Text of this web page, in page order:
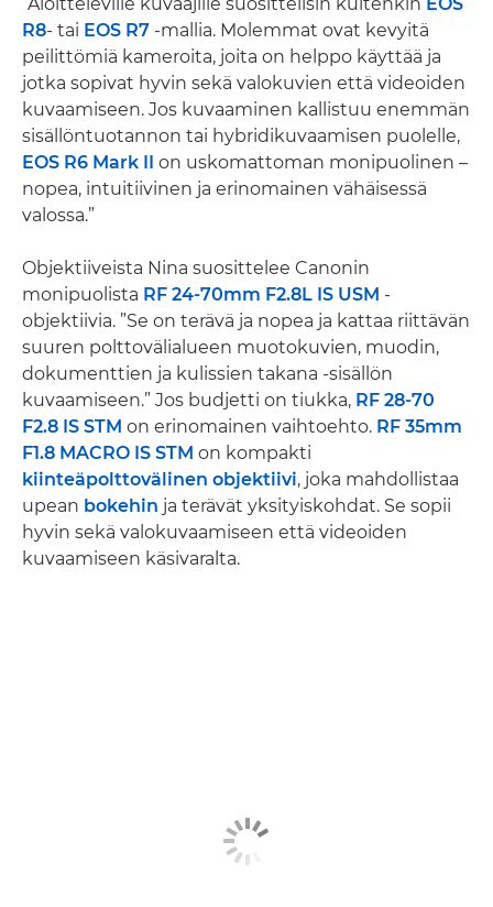
R8- tai EOS R7 -mallia. Molemmat ovat kevyitä
peilittömiä kameroita, joita on helppo käyttää ja
jotka sopivat hyvin sekä valokuvien että videoiden
kuvaamiseen. Jos kuvaaminen kallistuu enemmän
sisällöntuotannon tai hybridikuvaamisen puolelle,
EOS R6 Mark II on uskomattoman monipuolinen –
nopea, intuitiivinen ja erinomainen vähäisessä
valossa.”
Objektiiveista Nina suosittelee Canonin
monipuolista RF 24-70mm F2.8L IS USM -
objektiivia. ”Se on terävä ja nopea ja kattaa riittävän
suuren polttovälialueen muotokuvien, muodin,
dokumenttien ja kulissien takana -sisällön
kuvaamiseen.” Jos budjetti on tiukka, RF 28-70
F2.8 IS STM on erinomainen vaihtoehto. RF 35mm
F1.8 MACRO IS STM on kompakti
kiinteäpolttovälinen objektiivi, joka mahdollistaa
upean bokehin ja terävät yksityiskohdat. Se sopii
hyvin sekä valokuvaamiseen että videoiden
kuvaamiseen käsivaralta.